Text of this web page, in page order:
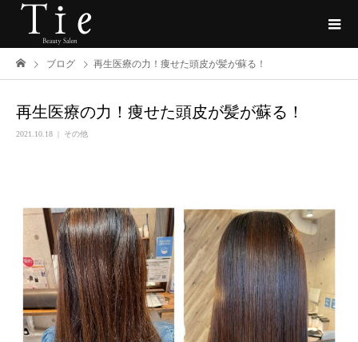
ブログ 再生医療の力！痩せた頭皮が髪が蘇る！
再生医療の力！痩せた頭皮が髪が蘇る！
2021.10.18 その他